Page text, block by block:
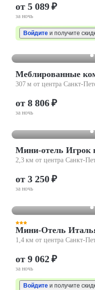
от 5 089 ₽
за ночь
Войдите и получите
307 м от центра Санкт-
от 8 806 ₽
за ночь
Мини-отель Игрок
2,3 км от центра Санкт-
от 3 250 ₽
за ночь
Мини-Отель
1,4 км от центра Санкт-
от 9 062 ₽
за ночь
Войдите и получите